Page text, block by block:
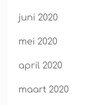
juni 2020
mei 2020
april 2020
maart 2020